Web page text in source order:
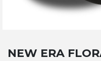
NEW ERA